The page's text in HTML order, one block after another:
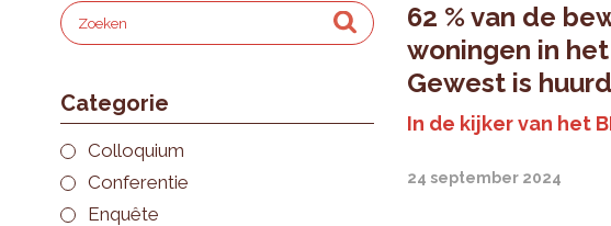
Categorie
Colloquium
Conferentie
Enquête
62 % van de
woningen in
Gewest is
In de kijker van het
24 september 2024